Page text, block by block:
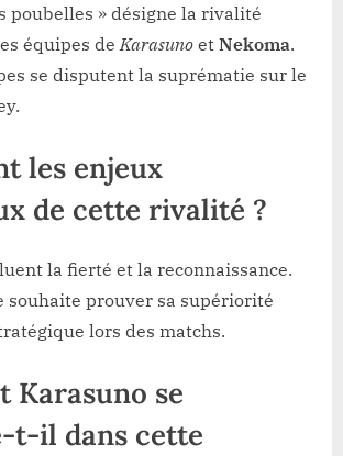
poubelles » désigne la rivalité
équipes de Karasuno et Nekoma.
se disputent la suprématie sur le
les enjeux
de cette rivalité ?
la fierté et la reconnaissance.
souhaite prouver sa supériorité
lors des matchs.
Karasuno se
t-il dans cette